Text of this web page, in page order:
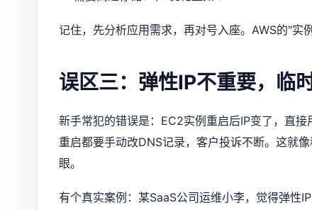
记住，先分析应用需求，再对号入座。AWS的"实
误区三：弹性IP不重要，临
新手常犯的错误是：EC2实例重启后IP变了，直
重启都要手动改DNS记录，客户投诉不断。这就
眼。
有个真实案例：某SaaS公司运维小李，觉得弹性